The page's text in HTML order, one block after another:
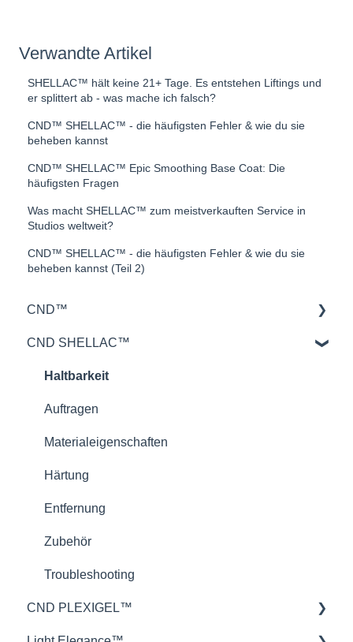
Verwandte Artikel
SHELLAC™ hält keine 21+ Tage. Es entstehen Liftings und
er splittert ab - was mache ich falsch?
CND™ SHELLAC™ - die häufigsten Fehler & wie du sie
beheben kannst
CND™ SHELLAC™ Epic Smoothing Base Coat: Die
häufigsten Fragen
Was macht SHELLAC™ zum meistverkauften Service in
Studios weltweit?
CND™ SHELLAC™ - die häufigsten Fehler & wie du sie
beheben kannst (Teil 2)
CND™
Retention™
CND™ Brisa
Nailcare
Theorie
CND SHELLAC™
Haltbarkeit
Auftragen
Materialeigenschaften
Härtung
Entfernung
Zubehör
Troubleshooting
CND PLEXIGEL™